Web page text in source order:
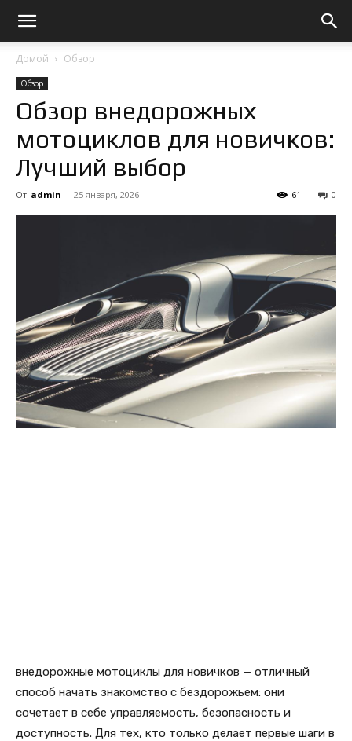
Домой Обзор
Обзор
Обзор внедорожных
мотоциклов для новичков:
Лучший выбор
От admin - 25 января, 2026 0
61
внедорожные мотоциклы для новичков — отличный
способ начать знакомство с бездорожьем: они
сочетает в себе управляемость, безопасность и
доступность. Для тех, кто только делает первые шаги в